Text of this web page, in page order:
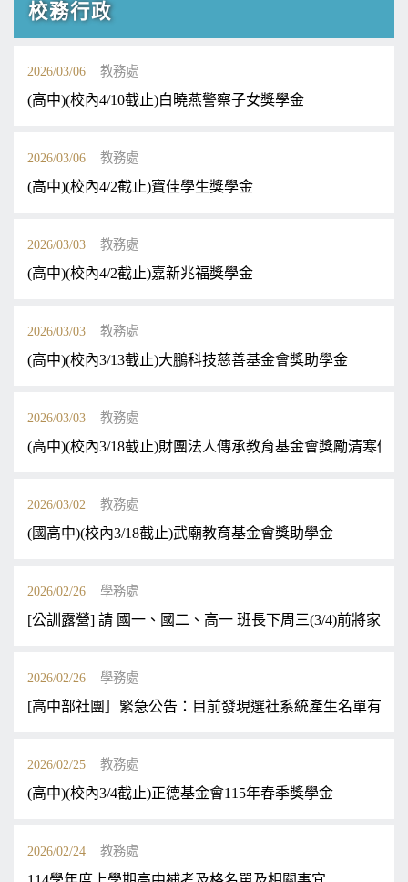
校務行政
2026/03/06 教務處
(高中)(校內4/10截止)白曉燕警察子女獎學金
2026/03/06 教務處
(高中)(校內4/2截止)寶佳學生獎學金
2026/03/03 教務處
(高中)(校內4/2截止)嘉新兆福獎學金
2026/03/03 教務處
(高中)(校內3/13截止)大鵬科技慈善基金會獎助學金
2026/03/03 教務處
(高中)(校內3/18截止)財團法人傳承教育基金會獎勵清寒優
2026/03/02 教務處
(國高中)(校內3/18截止)武廟教育基金會獎助學金
2026/02/26 學務處
[公訓露營] 請 國一、國二、高一 班長下周三(3/4)前將家長
2026/02/26 學務處
[高中部社團］緊急公告：目前發現選社系統產生名單有嚴
2026/02/25 教務處
(高中)(校內3/4截止)正德基金會115年春季獎學金
2026/02/24 教務處